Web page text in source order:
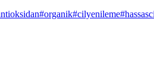
#organik#cilyenileme#